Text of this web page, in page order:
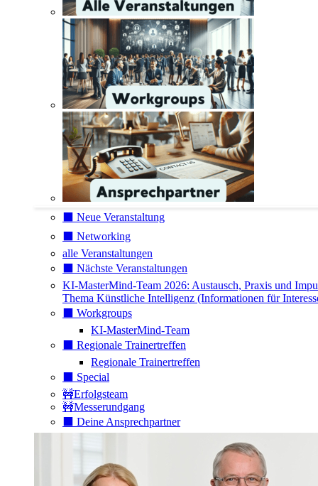
⬛️ Neue Veranstaltung
⬛️ Networking
alle Veranstaltungen
⬛️ Nächste Veranstaltungen
KI-MasterMind-Team 2026: Austausch, Praxis und
Thema Künstliche Intelligenz (Informationen für
⬛️ Workgroups
KI-MasterMind-Team
⬛️ Regionale Trainertreffen
Regionale Trainertreffen
⬛️ Special
🚧Erfolgsteam
🚧Messerundgang
⬛️ Deine Ansprechpartner